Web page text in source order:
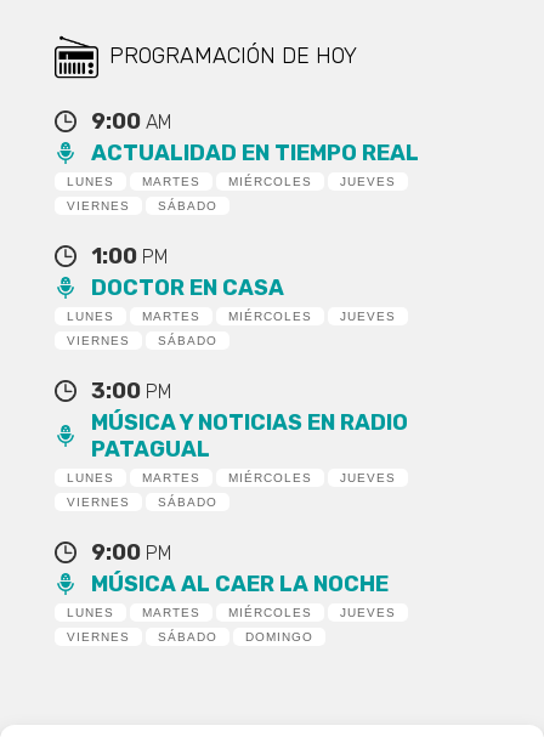
PROGRAMACIÓN DE HOY
9:00 AM
ACTUALIDAD EN TIEMPO REAL
LUNES MARTES MIÉRCOLES
JUEVES
VIERNES
SÁBADO
1:00 PM
DOCTOR EN CASA
LUNES MARTES MIÉRCOLES
JUEVES
VIERNES
SÁBADO
3:00 PM
MÚSICA Y NOTICIAS EN RADIO
PATAGUAL
LUNES MARTES MIÉRCOLES
JUEVES
VIERNES
SÁBADO
9:00 PM
MÚSICA AL CAER LA NOCHE
LUNES MARTES MIÉRCOLES
JUEVES
VIERNES
SÁBADO DOMINGO